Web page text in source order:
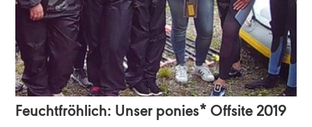
Feuchtfröhlich: Unser ponies* Offsite 2019